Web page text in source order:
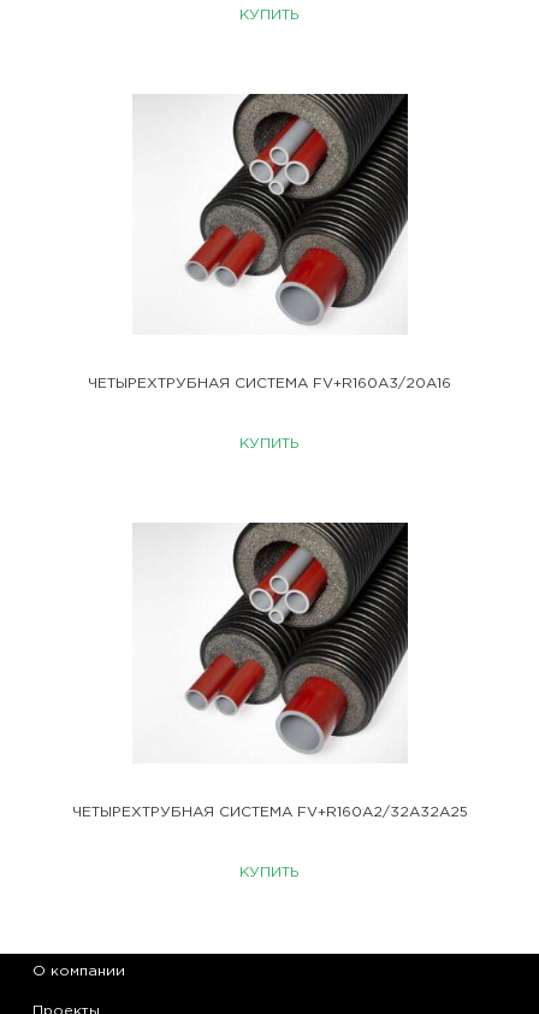
КУПИТЬ
ЧЕТЫРЕХТРУБНАЯ СИСТЕМА FV+R160A3/20A16
КУПИТЬ
ЧЕТЫРЕХТРУБНАЯ СИСТЕМА FV+R160A2/32A32A25
КУПИТЬ
О компании
Проекты